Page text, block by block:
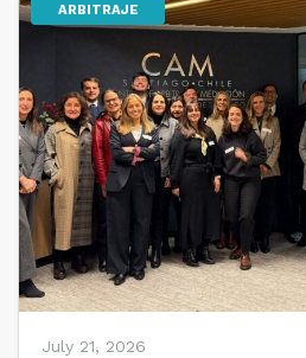
[…]ARBITRAJE
July 21, 2026